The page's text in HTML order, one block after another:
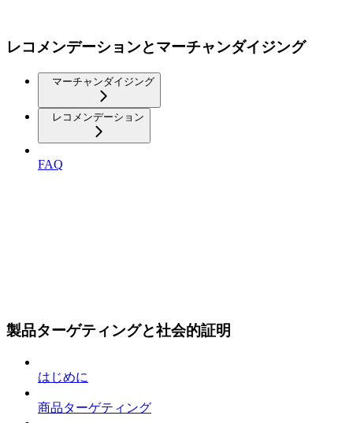
レコメンデーションとマーチャンダイジング
マーチャンダイジング
レコメンデーション
FAQ
製品ターゲティングと社会的証明
はじめに
商品ターゲティング